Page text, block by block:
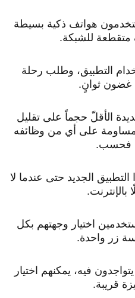
هواتف ذكية بسيطة
للشبكة.
التطبيق، وطلب رحلة
غضون ثوانٍ.
الأقلّ حجماً على تقليل
على أي من وظائفه
فحسب.
الجديد حتى عندما لا
اختيار وجهتهم بكل
زر واحدة.
فيه، يمكنهم اختيار
قريبة.